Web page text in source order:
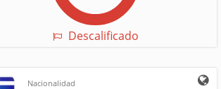
Descalificado
Nacionalidad